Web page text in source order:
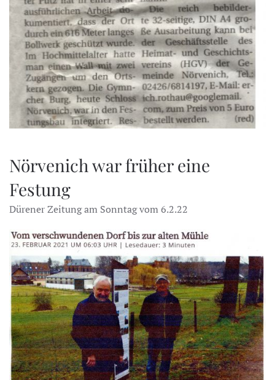
Nörvenich war früher eine
Festung
Dürener Zeitung am Sonntag vom 6.2.22